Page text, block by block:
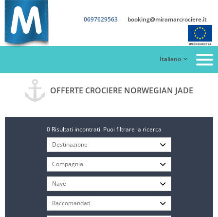
0697629563 booking@miramarcrociere.it
Italiano
OFFERTE CROCIERE NORWEGIAN JADE
0 Risultati incontrati. Puoi filtrare la ricerca